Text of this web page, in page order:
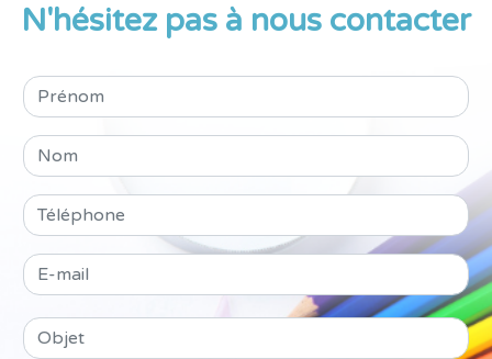
N'hésitez pas à nous contacter